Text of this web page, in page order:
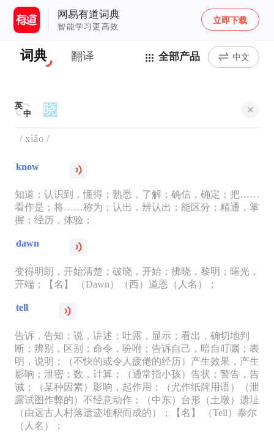
网易有道词典
智能学习更高效
立即下载
词典 翻译 全部产品 中文
英
中
/ xiǎo /
know
知道；认识到，懂得；熟悉，了解；确信，确定；把……
看作是；将……称为；认出，辨认出；能区分；精通，掌
握；经历，体验；
dawn
变得明朗，开始清楚；破晓，开始；拂晓，黎明；曙光，
开端；【名】 （Dawn）（西）道恩（人名）；
tell
告诉，告知；说，讲述；吐露，显示；看出，确切地判
断；辨别，区别；命令，吩咐；告诉自己，暗自叮嘱；表
明，说明；（不快的或令人疲倦的经历）产生效果，产生
影响；泄密；数，计算；（通常指小孩）告状；警告，告
诫；（某种因素）影响，起作用；（尤作纸牌用语）（泄
露试图作弊的）不经意动作；（中东）台形（土墩）遗址
（由远古人村落遗迹堆积而成的）；【名】 （Tell）泰尔
（人名）；